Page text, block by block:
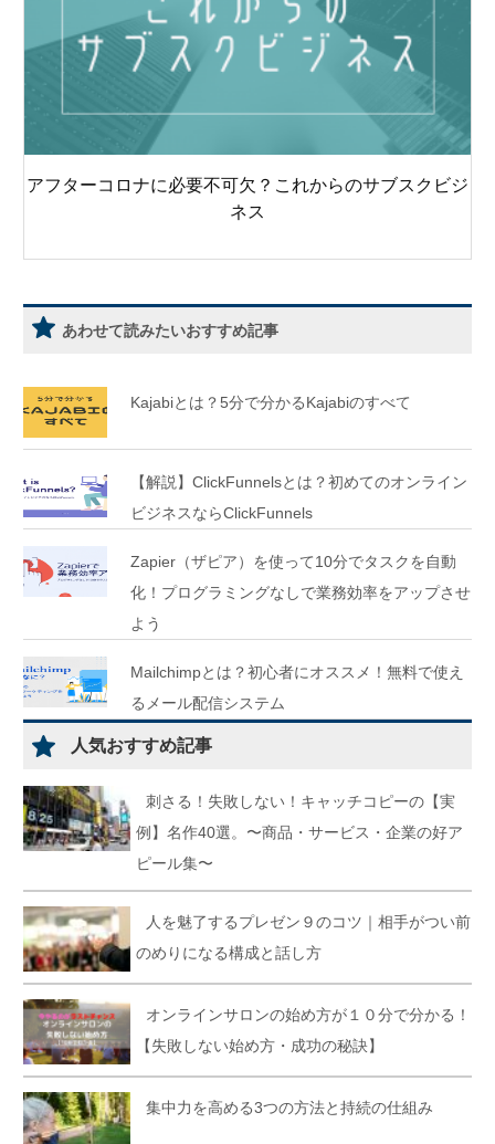
アフターコロナに必要不可欠？これからのサブスクビジ
ネス
あわせて読みたいおすすめ記事
Kajabiとは？5分で分かるKajabiのすべて
【解説】ClickFunnelsとは？初めてのオンライン
ビジネスならClickFunnels
Zapier（ザピア）を使って10分でタスクを自動
化！プログラミングなしで業務効率をアップさせ
よう
Mailchimpとは？初心者にオススメ！無料で使え
るメール配信システム
人気おすすめ記事
刺さる！失敗しない！キャッチコピーの【実
例】名作40選。〜商品・サービス・企業の好ア
ピール集〜
人を魅了するプレゼン９のコツ｜相手がつい前
のめりになる構成と話し方
オンラインサロンの始め方が１０分で分かる！
【失敗しない始め方・成功の秘訣】
集中力を高める3つの方法と持続の仕組み